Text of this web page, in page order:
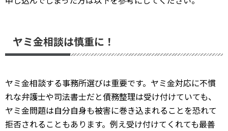
ヤミ金相談は慎重に！
ヤミ金相談する事務所選びは重要です。ヤミ金対応に不慣
れな弁護士や司法書士だと債務整理は受け付けていても、
ヤミ金問題は自分自身も被害に巻き込まれることを恐れて
拒否されることもあります。例え受け付けてくれても最善